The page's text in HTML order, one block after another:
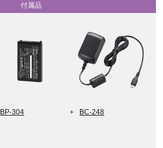
付属品
BP-304
BC-248